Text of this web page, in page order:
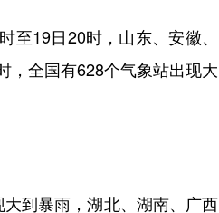
19日20时，山东、安徽、
，全国有628个气象站出现大
到暴雨，湖北、湖南、广西